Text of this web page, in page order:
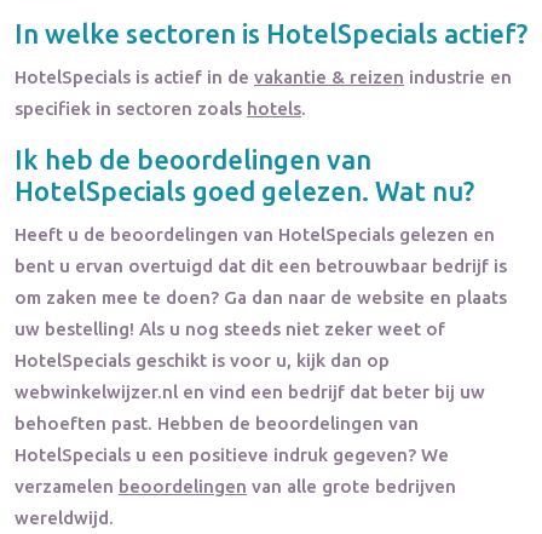
In welke sectoren is HotelSpecials actief?
HotelSpecials is actief in de vakantie & reizen industrie en
specifiek in sectoren zoals hotels.
Ik heb de beoordelingen van
HotelSpecials goed gelezen. Wat nu?
Heeft u de beoordelingen van HotelSpecials gelezen en
bent u ervan overtuigd dat dit een betrouwbaar bedrijf is
om zaken mee te doen? Ga dan naar de website en plaats
uw bestelling! Als u nog steeds niet zeker weet of
HotelSpecials geschikt is voor u, kijk dan op
webwinkelwijzer.nl en vind een bedrijf dat beter bij uw
behoeften past. Hebben de beoordelingen van
HotelSpecials u een positieve indruk gegeven? We
verzamelen beoordelingen van alle grote bedrijven
wereldwijd.